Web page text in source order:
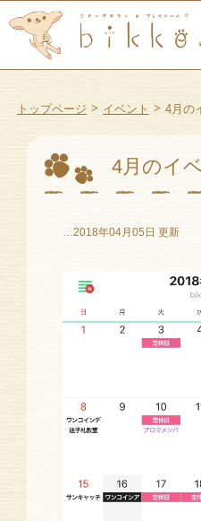
トップページ > イベント > 4月の
4月のイ
…2018年04月05日 更新